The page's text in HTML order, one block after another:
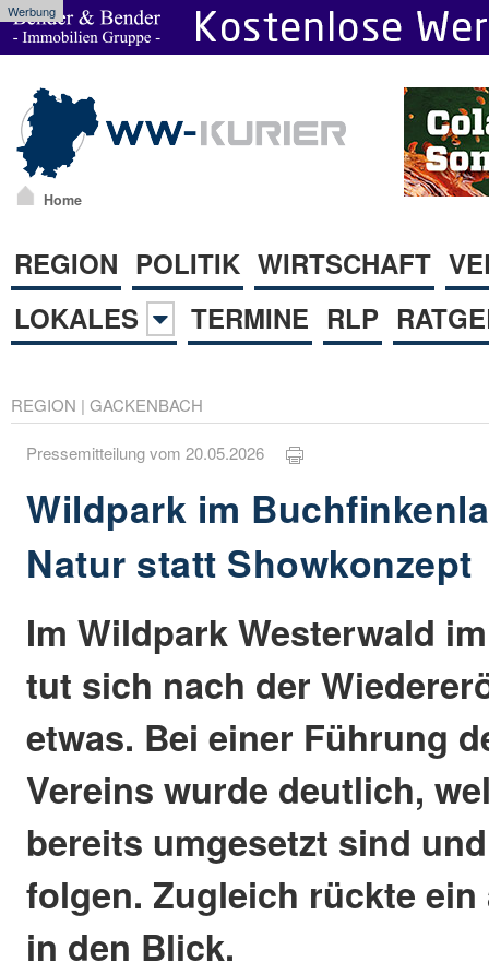
Werbung
Home
REGION POLITIK WIRTSCHAFT
LOKALES
TERMINE RLP
REGION | GACKENBACH
Pressemitteilung vom 20.05.2026
Wildpark im
Natur statt Showkonzept
Im Wildpark Westerwald
tut sich nach der
etwas. Bei einer Führung
Vereins wurde deutlich,
bereits umgesetzt sind
folgen. Zugleich rückte ein
in den Blick.